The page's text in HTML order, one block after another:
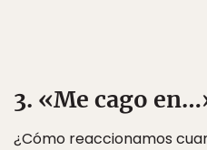
3. «Me cago
¿Cómo reaccionamos